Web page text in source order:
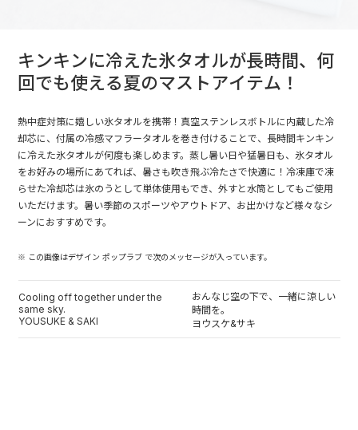
キンキンに冷えた氷タオルが長時間、何
回でも使える夏のマストアイテム！
熱中症対策に嬉しい氷タオルを携帯！真空ステンレスボトルに内蔵した冷
却芯に、付属の冷感マフラータオルを巻き付けることで、長時間キンキン
に冷えた氷タオルが何度も楽しめます。蒸し暑い日や猛暑日も、氷タオル
をお好みの場所にあてれば、暑さも吹き飛ぶ冷たさで快適に！冷凍庫で凍
らせた冷却芯は氷のうとして単体使用もでき、外すと水筒としてもご使用
いただけます。暑い季節のスポーツやアウトドア、お出かけなど様々なシ
ーンにおすすめです。
※ この画像はデザイン ポップラブ で次のメッセージが入っています。
Cooling off together under the
same sky.
YOUSUKE & SAKI
おんなじ空の下で、一緒に涼しい
時間を。
ヨウスケ&サキ